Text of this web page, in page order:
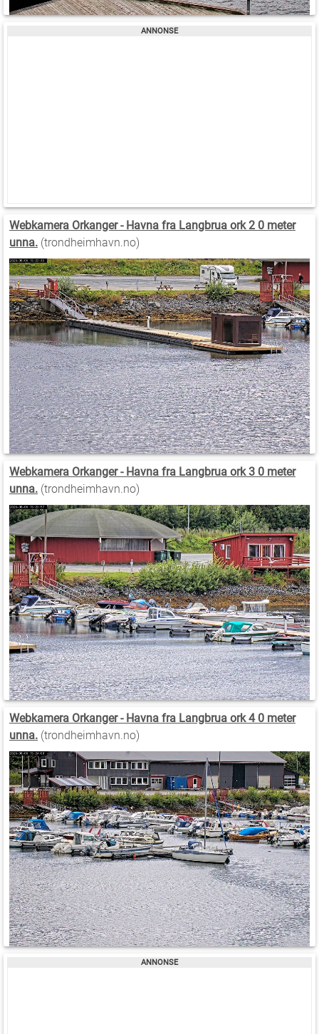
Webkamera Orkanger - Havna fra Langbrua ork 2 0 meter
unna. (trondheimhavn.no)
Webkamera Orkanger - Havna fra Langbrua ork 3 0 meter
unna. (trondheimhavn.no)
Webkamera Orkanger - Havna fra Langbrua ork 4 0 meter
unna. (trondheimhavn.no)